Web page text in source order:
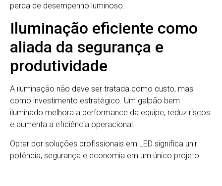
perda de desempenho luminoso.
Iluminação eficiente como
aliada da segurança e
produtividade
A iluminação não deve ser tratada como custo, mas
como investimento estratégico. Um galpão bem
iluminado melhora a performance da equipe, reduz riscos
e aumenta a eficiência operacional.
Optar por soluções profissionais em LED significa unir
potência, segurança e economia em um único projeto.